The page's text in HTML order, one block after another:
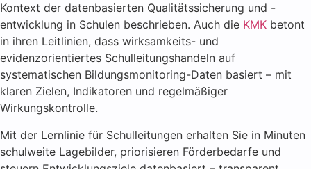
Kontext der datenbasierten Qualitätssicherung und -
entwicklung in Schulen beschrieben. Auch die KMK betont
in ihren Leitlinien, dass wirksamkeits- und
evidenzorientiertes Schulleitungshandeln auf
systematischen Bildungsmonitoring-Daten basiert – mit
klaren Zielen, Indikatoren und regelmäßiger
Wirkungskontrolle.
Mit der Lernlinie für Schulleitungen erhalten Sie in Minuten
schulweite Lagebilder, priorisieren Förderbedarfe und